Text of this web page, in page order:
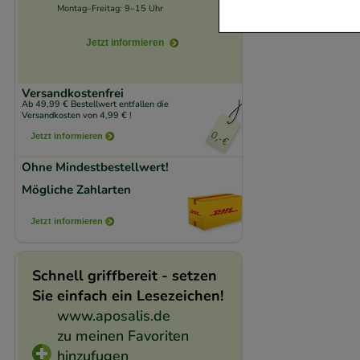
Montag–Freitag: 9–15 Uhr
Jetzt informieren
Versandkostenfrei
Ab 49,99 € Bestellwert entfallen die
Versandkosten von 4,99 € !
Jetzt informieren
Ohne Mindestbestellwert!
Mögliche Zahlarten
Jetzt informieren
Schnell griffbereit - setzen
Sie einfach ein Lesezeichen!
www.aposalis.de
zu meinen Favoriten
hinzufugen